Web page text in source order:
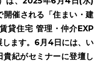
プラン紹介･制作の流れ
催される「住まい・建
貸住宅 管理・仲介EXP
ます。6月4日には、い
紀がセミナーに登壇し